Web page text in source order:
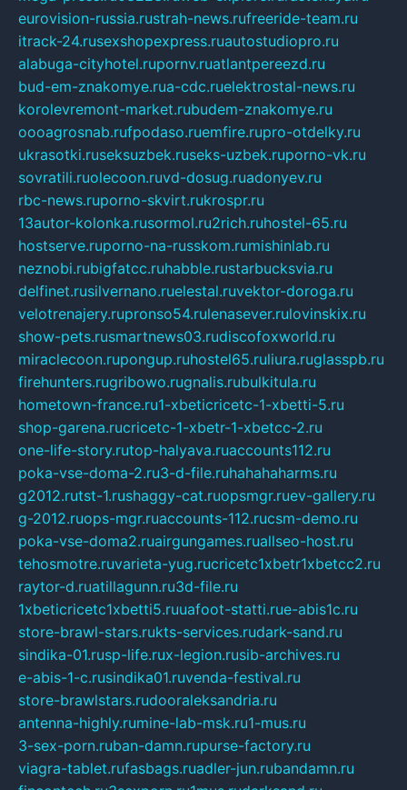
eurovision-russia.rustrah-news.rufreeride-team.ru
itrack-24.rusexshopexpress.ruautostudiopro.ru
alabuga-cityhotel.rupornv.ruatlantpereezd.ru
bud-em-znakomye.rua-cdc.ruelektrostal-news.ru
korolevremont-market.rubudem-znakomye.ru
oooagrosnab.rufpodaso.ruemfire.rupro-otdelky.ru
ukrasotki.ruseksuzbek.ruseks-uzbek.ruporno-vk.ru
sovratili.ruolecoon.ruvd-dosug.ruadonyev.ru
rbc-news.ruporno-skvirt.rukrospr.ru
13autor-kolonka.rusormol.ru2rich.ruhostel-65.ru
hostserve.ruporno-na-russkom.rumishinlab.ru
neznobi.rubigfatcc.ruhabble.rustarbucksvia.ru
delfinet.rusilvernano.ruelestal.ruvektor-doroga.ru
velotrenajery.rupronso54.rulenasever.rulovinskix.ru
show-pets.rusmartnews03.rudiscofoxworld.ru
miraclecoon.rupongup.ruhostel65.ruliura.ruglasspb.ru
firehunters.rugribowo.rugnalis.rubulkitula.ru
hometown-france.ru1-xbeticricetc-1-xbetti-5.ru
shop-garena.rucricetc-1-xbetr-1-xbetcc-2.ru
one-life-story.rutop-halyava.ruaccounts112.ru
poka-vse-doma-2.ru3-d-file.ruhahahaharms.ru
g2012.rutst-1.rushaggy-cat.ruopsmgr.ruev-gallery.ru
g-2012.ruops-mgr.ruaccounts-112.rucsm-demo.ru
poka-vse-doma2.ruairgungames.ruallseo-host.ru
tehosmotre.ruvarieta-yug.rucricetc1xbetr1xbetcc2.ru
raytor-d.ruatillagunn.ru3d-file.ru
1xbeticricetc1xbetti5.ruuafoot-statti.rue-abis1c.ru
store-brawl-stars.rukts-services.rudark-sand.ru
sindika-01.rusp-life.rux-legion.rusib-archives.ru
e-abis-1-c.rusindika01.ruvenda-festival.ru
store-brawlstars.rudooraleksandria.ru
antenna-highly.rumine-lab-msk.ru1-mus.ru
3-sex-porn.ruban-damn.rupurse-factory.ru
viagra-tablet.rufasbags.ruadler-jun.rubandamn.ru